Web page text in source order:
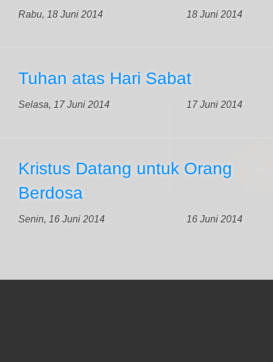
Rabu, 18 Juni 2014 18 Juni 2014
Tuhan atas Hari Sabat
Selasa, 17 Juni 2014 17 Juni 2014
Kristus Datang untuk Orang
Berdosa
Senin, 16 Juni 2014 16 Juni 2014